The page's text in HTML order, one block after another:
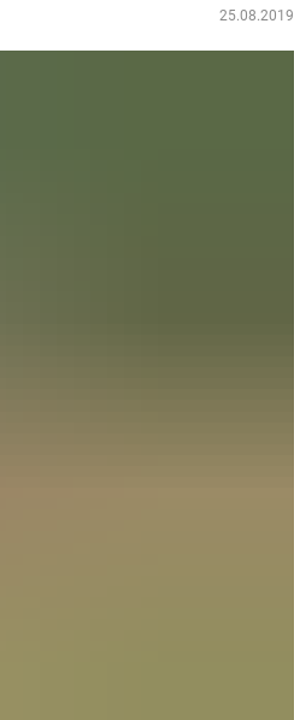
25.08.2019